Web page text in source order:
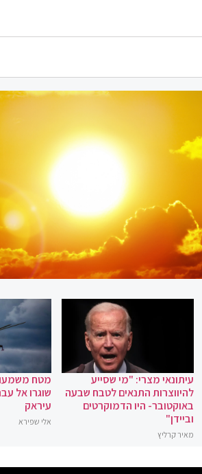
עיתונאי מצרי: "מי שסייע
להיווצרות התנאים לטבח שבעה
באוקטובר- היו הדמוקרטים
וביידן"
מאיר קרליץ
מטח
שוגרו אל
עיראק
אלי שפירא